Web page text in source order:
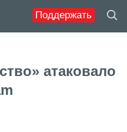
Поддержать
атаковало